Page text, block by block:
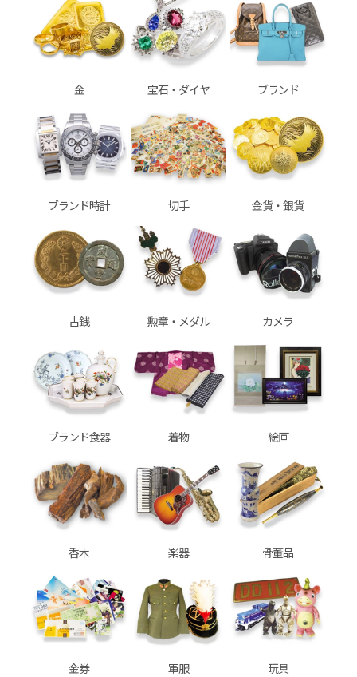
金 宝石・ダイヤ ブランド
ブランド時計 切手 金貨・銀貨
古銭 勲章・メダル カメラ
ブランド食器 着物 絵画
香木 楽器 骨董品
金券 軍服 玩具